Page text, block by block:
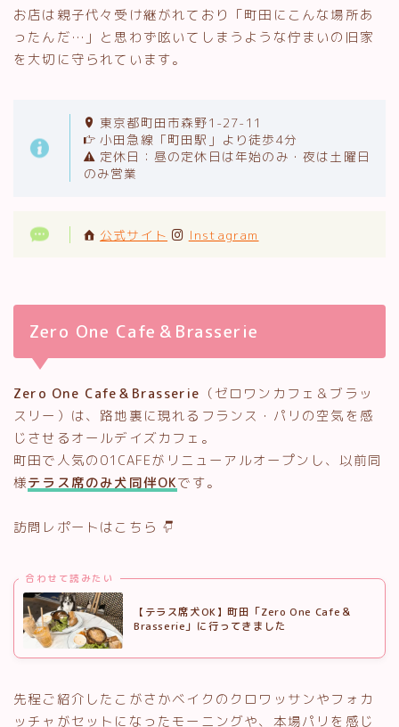
お店は親子代々受け継がれており「町田にこんな場所あ
ったんだ…」と思わず呟いてしまうような佇まいの旧家
を大切に守られています。
東京都町田市森野1-27-11
小田急線「町田駅」より徒歩4分
定休日：昼の定休日は年始のみ・夜は土曜日
のみ営業
公式サイト Instagram
Zero One Cafe＆Brasserie
Zero One Cafe＆Brasserie （ゼロワンカフェ＆ブラッ
スリー）は、路地裏に現れるフランス・パリの空気を感
じさせるオールデイズカフェ。
町田で人気の01CAFEがリニューアルオープンし、以前同
様テラス席のみ犬同伴OKです。
訪問レポートはこちら
合わせて読みたい
【テラス席犬OK】町田「Zero One Cafe＆
Brasserie」に行ってきました
先程ご紹介したこがさかベイクのクロワッサンやフォカ
ッチャがセットになったモーニングや、本場パリを感じ